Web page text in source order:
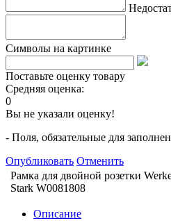
Символы на картинке
Поставьте оценку товару
Средняя оценка:
0
Вы не указали оценку!
- Поля, обязательные для
Опубликовать Отменить
Рамка для двойной розетки
Stark W0081808
Описание